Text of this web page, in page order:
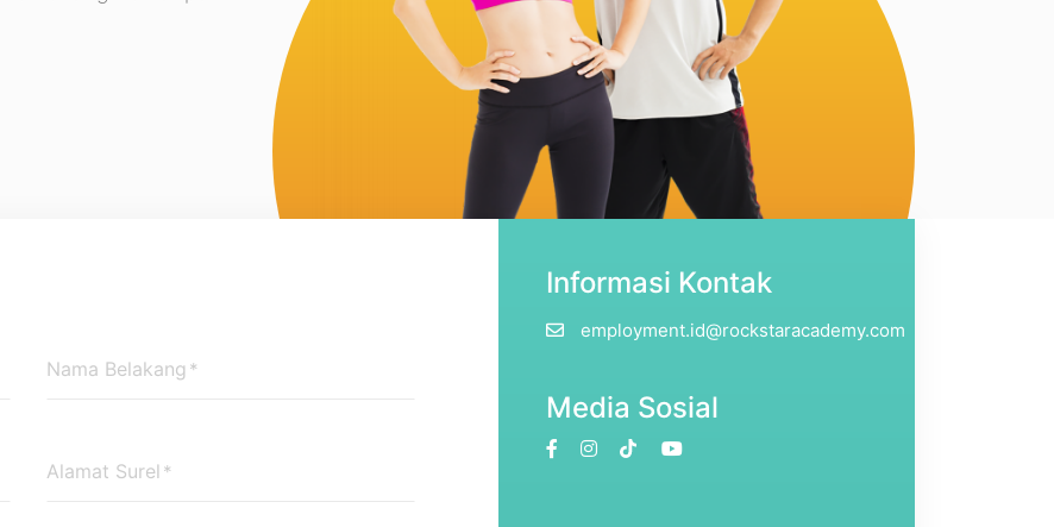
Nama Belakang *
Alamat Surel *
Informasi Kontak
employment.id@rockstaracademy.com
Media Sosial